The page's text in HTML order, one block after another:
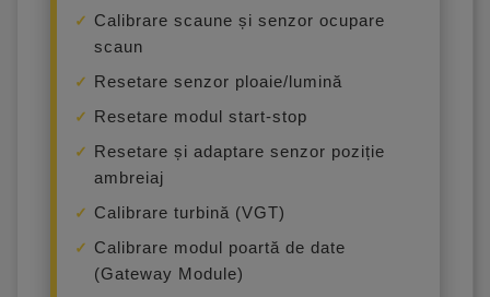
Calibrare scaune și senzor ocupare
scaun
Resetare senzor ploaie/lumină
Resetare modul start-stop
Resetare și adaptare senzor poziție
ambreiaj
Calibrare turbină (VGT)
Calibrare modul poartă de date
(Gateway Module)